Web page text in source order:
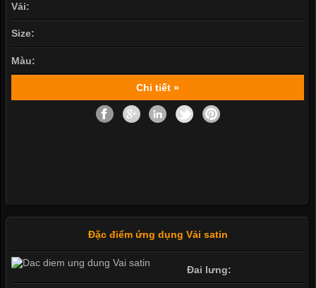
Vải:
Size:
Màu:
Chi tiết »
Đặc điểm ứng dụng Vải satin
Đai lưng: